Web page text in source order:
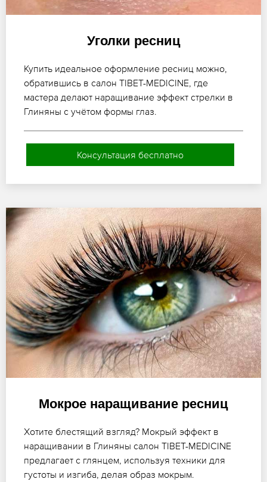
Уголки ресниц
Купить идеальное оформление ресниц можно,
обратившись в салон TIBET-MEDICINE, где
мастера делают наращивание эффект стрелки в
Глиняны с учётом формы глаз.
Консультация бесплатно
Мокрое наращивание ресниц
Хотите блестящий взгляд? Мокрый эффект в
наращивании в Глиняны салон TIBET-MEDICINE
предлагает с глянцем, используя техники для
густоты и изгиба, делая образ мокрым.